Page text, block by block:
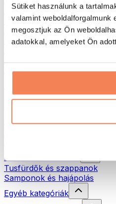
Sütiket használunk a
valamint weboldalforgalmunk
megosztjuk az Ön
adatokkal, amelyeket Ön
Futás
Küzdősportok
Kerékpározás
Jóga és pilates
Úszás
Túrázás
Vörösfény-terápia
Öko háztartás
Natúrkozmetikumok
Tusfürdők és szappanok
Samponok és hajápolás
Egyéb kategóriák